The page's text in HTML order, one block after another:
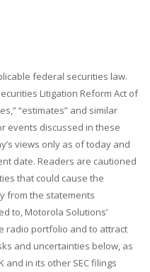
federal securities law.
Litigation Reform Act of
“estimates” and similar
events discussed in these
views only as of today and
date. Readers are cautioned
that could cause the
from the statements
to, Motorola Solutions’
radio portfolio and to attract
and uncertainties below, as
and in its other SEC filings